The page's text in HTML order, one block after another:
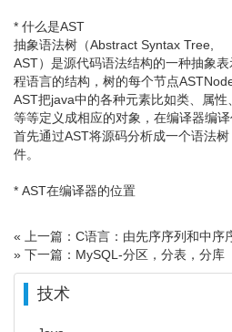
* 什么是AST
抽象语法树（Abstract Syntax Tree,
AST）是源代码语法结构的一种抽象
程语言的结构，树的每个节点
AST把java中的各种元素比如类、属
等等定义成相应的对象，在编译器编
首先通过AST将源码分析成一个语法
件。
* AST在编译器的位置
« 上一篇：C语言：由先序序列和中序
» 下一篇：MySQL-分区，分表，分库
技术